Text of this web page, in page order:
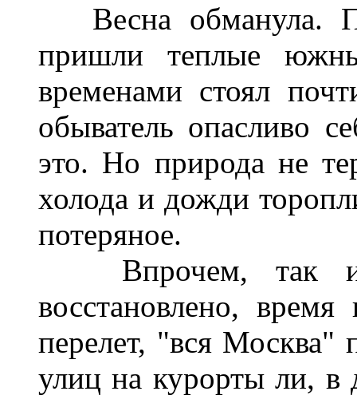
Весна обманула.
пришли теплые
временами стоял
обыватель опасливо
это. Но природа не
холода и дожди
потеряное.
Впрочем, так
восстановлено,
перелет, "вся
улиц на курорты ли, в